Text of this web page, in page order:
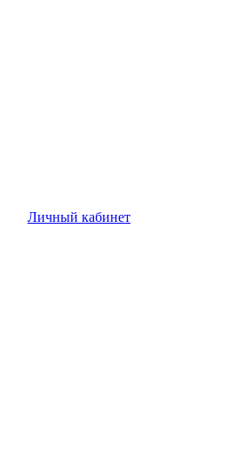
Личный кабинет